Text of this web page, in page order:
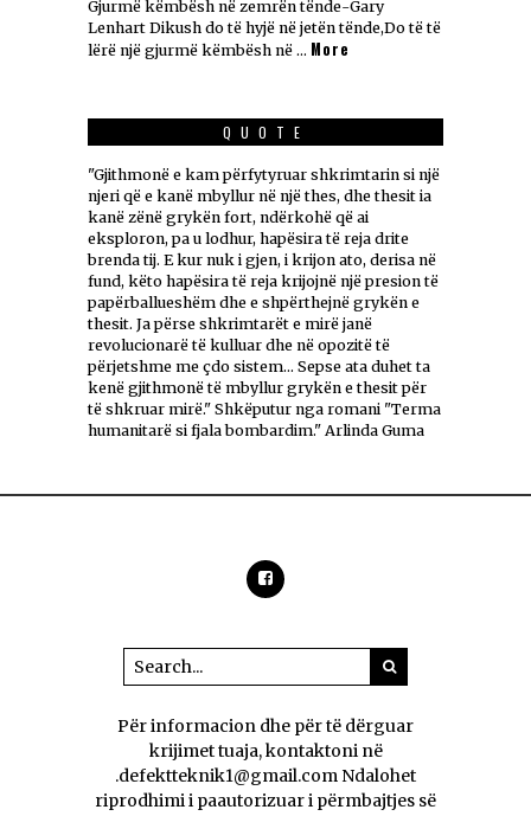
Gjurmë këmbësh në zemrën tënde-Gary
Lenhart Dikush do të hyjë në jetën tënde,Do të të
lërë një gjurmë këmbësh në … More
QUOTE
"Gjithmonë e kam përfytyruar shkrimtarin si një
njeri që e kanë mbyllur në një thes, dhe thesit ia
kanë zënë grykën fort, ndërkohë që ai
eksploron, pa u lodhur, hapësira të reja drite
brenda tij. E kur nuk i gjen, i krijon ato, derisa në
fund, këto hapësira të reja krijojnë një presion të
papërballueshëm dhe e shpërthejnë grykën e
thesit. Ja përse shkrimtarët e mirë janë
revolucionarë të kulluar dhe në opozitë të
përjetshme me çdo sistem... Sepse ata duhet ta
kenë gjithmonë të mbyllur grykën e thesit për
të shkruar mirë." Shkëputur nga romani "Terma
humanitarë si fjala bombardim." Arlinda Guma
Për informacion dhe për të dërguar
krijimet tuaja, kontaktoni në
.defektteknik1@gmail.com Ndalohet
riprodhimi i paautorizuar i përmbajtjes së